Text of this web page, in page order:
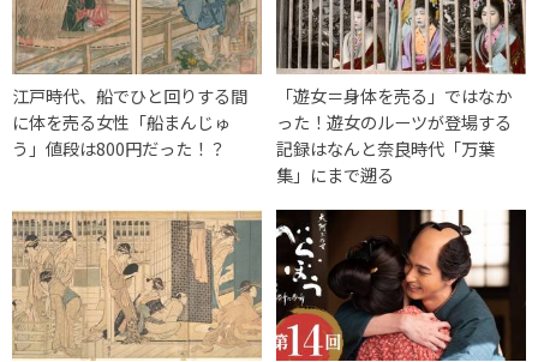
江戸時代、船でひと回りする間
に体を売る女性「船まんじゅ
う」値段は800円だった！？
「遊女＝身体を売る」ではなか
った！遊女のルーツが登場する
記録はなんと奈良時代「万葉
集」にまで遡る